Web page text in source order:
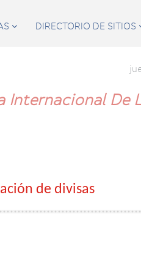
 DIRECTORIO DE SITIOS
Internacional De
de divisas